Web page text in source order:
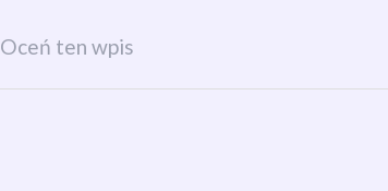
Oceń ten wpis